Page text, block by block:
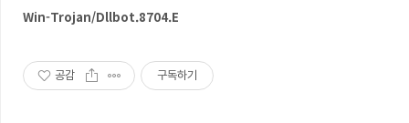
Win-Trojan/Dllbot.8704.E
공감 구독하기